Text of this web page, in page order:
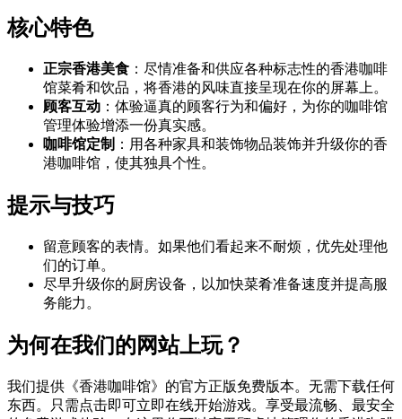
核心特色
正宗香港美食 ：尽情准备和供应各种标志性的香港咖啡
馆菜肴和饮品，将香港的风味直接呈现在你的屏幕上。
顾客互动 ：体验逼真的顾客行为和偏好，为你的咖啡馆
管理体验增添一份真实感。
咖啡馆定制 ：用各种家具和装饰物品装饰并升级你的香
港咖啡馆，使其独具个性。
提示与技巧
留意顾客的表情。如果他们看起来不耐烦，优先处理他
们的订单。
尽早升级你的厨房设备，以加快菜肴准备速度并提高服
务能力。
为何在我们的网站上玩？
我们提供《香港咖啡馆》的官方正版免费版本。无需下载任何
东西。只需点击即可立即在线开始游戏。享受最流畅、最安全